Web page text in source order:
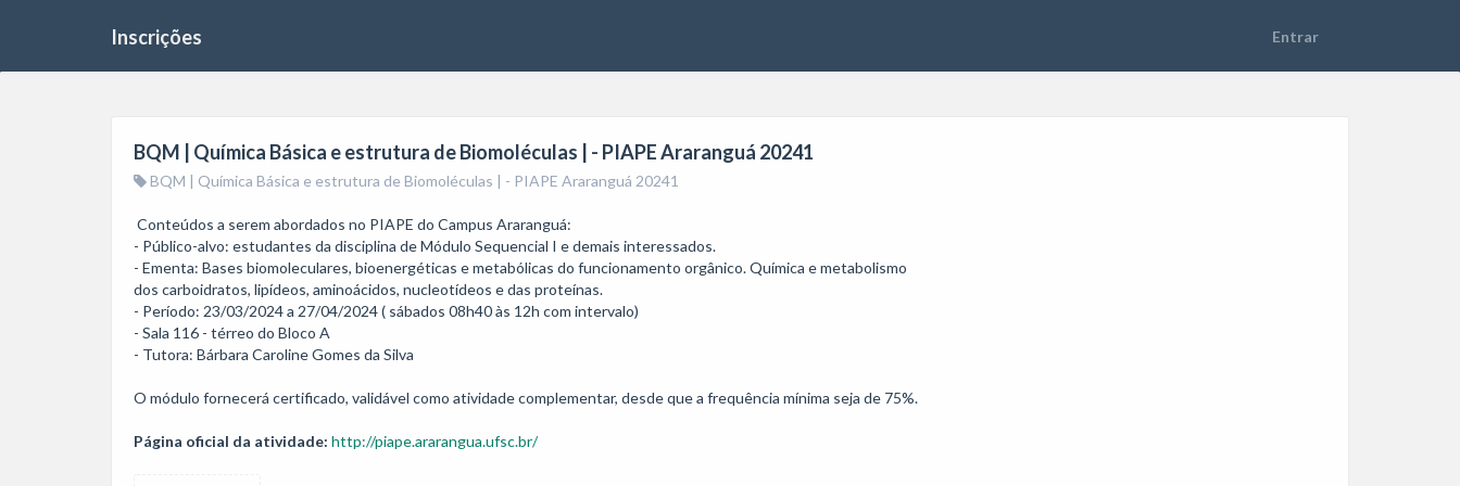
Inscrições
BQM | Química Básica e estrutura de Biomoléculas | - PIAPE Araranguá 20241
BQM | Química Básica e estrutura de Biomoléculas | - PIAPE Araranguá 20241
- Público-alvo: estudantes da disciplina de Módulo Sequencial I e demais interessados.
- Ementa: Bases biomoleculares, bioenergéticas e metabólicas do funcionamento orgânico. Química e metabolismo
dos carboidratos, lipídeos, aminoácidos, nucleotídeos e das proteínas.
- Período: 23/03/2024 a 27/04/2024 ( sábados 08h40 às 12h com intervalo)
- Sala 116 - térreo do Bloco A
- Tutora: Bárbara Caroline Gomes da Silva
O módulo fornecerá certificado, validável como atividade complementar, desde que a frequência mínima seja de 75%.
Página oficial da atividade: http://piape.ararangua.ufsc.br/